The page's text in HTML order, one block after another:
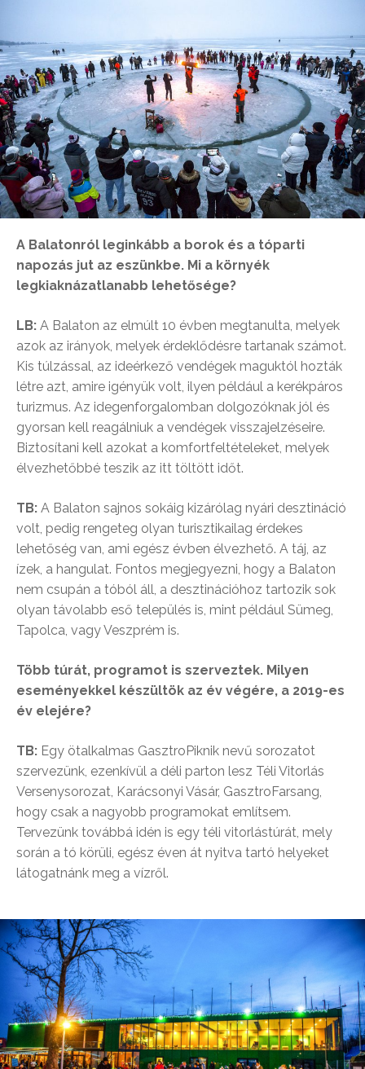
A Balatonról leginkább a borok és a tóparti
napozás jut az eszünkbe. Mi a környék
legkiaknázatlanabb lehetősége?
LB: A Balaton az elmúlt 10 évben megtanulta, melyek
azok az irányok, melyek érdeklődésre tartanak számot.
Kis túlzással, az ideérkező vendégek maguktól hozták
létre azt, amire igényük volt, ilyen például a kerékpáros
turizmus. Az idegenforgalomban dolgozóknak jól és
gyorsan kell reagálniuk a vendégek visszajelzéseire.
Biztosítani kell azokat a komfortfeltételeket, melyek
élvezhetőbbé teszik az itt töltött időt.
TB: A Balaton sajnos sokáig kizárólag nyári desztináció
volt, pedig rengeteg olyan turisztikailag érdekes
lehetőség van, ami egész évben élvezhető. A táj, az
ízek, a hangulat. Fontos megjegyezni, hogy a Balaton
nem csupán a tóból áll, a desztinációhoz tartozik sok
olyan távolabb eső település is, mint például Sümeg,
Tapolca, vagy Veszprém is.
Több túrát, programot is szerveztek. Milyen
eseményekkel készültök az év végére, a 2019-es
év elejére?
TB: Egy ötalkalmas GasztroPiknik nevű sorozatot
szervezünk, ezenkívül a déli parton lesz Téli Vitorlás
Versenysorozat, Karácsonyi Vásár, GasztroFarsang,
hogy csak a nagyobb programokat említsem.
Tervezünk továbbá idén is egy téli vitorlástúrát, mely
során a tó körüli, egész éven át nyitva tartó helyeket
látogatnánk meg a vízről.